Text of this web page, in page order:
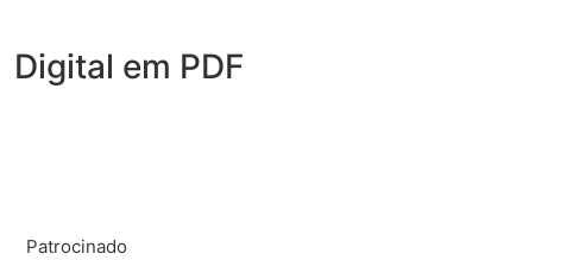
Digital em PDF
Patrocinado